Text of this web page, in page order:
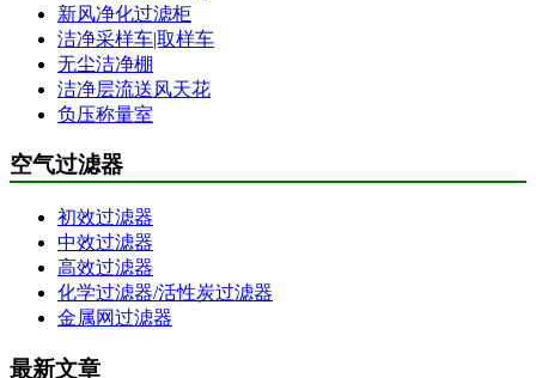
新风净化过滤柜
洁净采样车|取样车
无尘洁净棚
洁净层流送风天花
负压称量室
空气过滤器
初效过滤器
中效过滤器
高效过滤器
化学过滤器/活性炭过滤器
金属网过滤器
最新文章